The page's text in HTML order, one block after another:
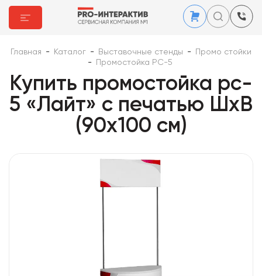
Главная - Каталог - Выставочные стенды -
Промо стойки
-
Промостойка PC-5
Купить промостойка pc-
5 «Лайт» с печатью ШхВ
(90х100 см)